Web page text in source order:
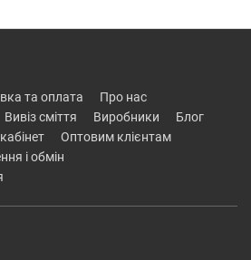
та оплата
про нас
вивіз сміття виробники
блог
оптовим клієнтам
і обмін